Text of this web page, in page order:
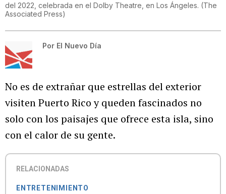
del 2022, celebrada en el Dolby Theatre, en Los Ángeles. (The
Associated Press)
Por El Nuevo Día
No es de extrañar que estrellas del exterior
visiten Puerto Rico y queden fascinados no
solo con los paisajes que ofrece esta isla, sino
con el calor de su gente.
RELACIONADAS
ENTRETENIMIENTO